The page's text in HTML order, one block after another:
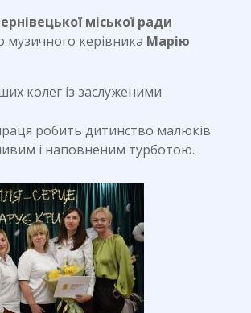
міської ради
музичного керівника Марію
колег із заслуженими
робить дитинство малюків
і наповненим турботою.